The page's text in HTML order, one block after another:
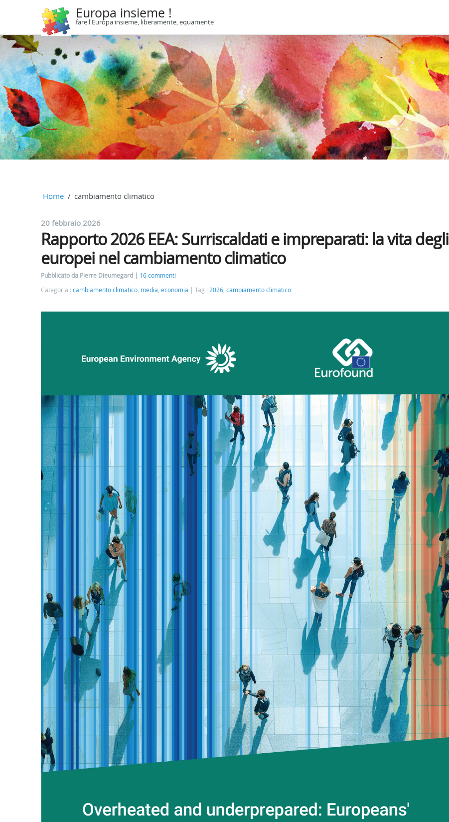
Europa insieme !
fare l'Europa insieme, liberamente, equamente
Home cambiamento climatico
20 febbraio 2026
Rapporto 2026 EEA: Surriscaldati e impreparati: la vita degli
europei nel cambiamento climatico
Pubblicato da Pierre Dieumegard
16 commenti
Categoria : cambiamento climatico, media, economia Tag : 2026, cambiamento climatico